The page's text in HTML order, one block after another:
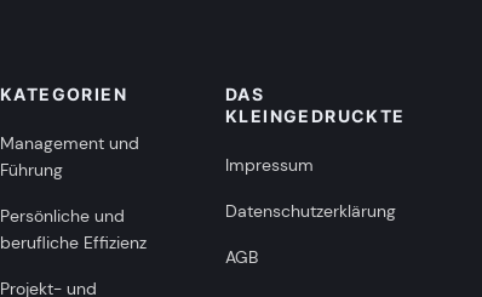
KATEGORIEN
Management und
Führung
Persönliche und
berufliche Effizienz
Projekt- und
DAS
KLEINGEDRUCKTE
Impressum
Datenschutzerklärung
AGB